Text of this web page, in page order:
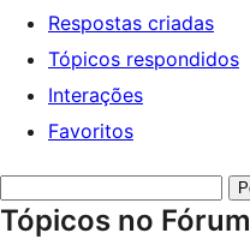
Respostas criadas
Tópicos respondidos
Interações
Favoritos
tópicos:
Tópicos no Fórum